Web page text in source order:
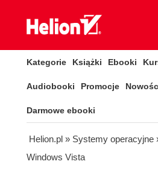
Kategorie Książki Ebooki
Audiobooki Promocje
Darmowe ebooki
Helion.pl » Systemy operacyjne
Windows Vista